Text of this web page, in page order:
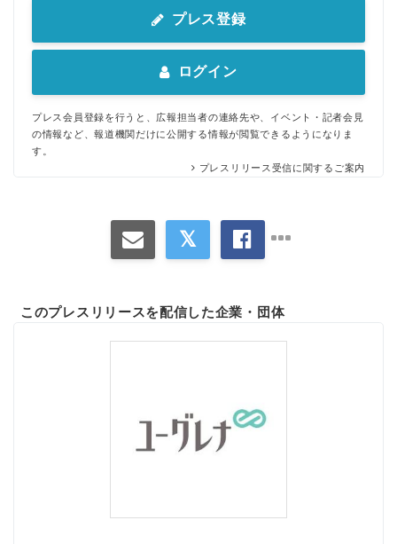
プレス登録
ログイン
プレス会員登録を行うと、広報担当者の連絡先や、イベント・記者会見
の情報など、報道機関だけに公開する情報が閲覧できるようになりま
す。
プレスリリース受信に関するご案内
このプレスリリースを配信した企業・団体